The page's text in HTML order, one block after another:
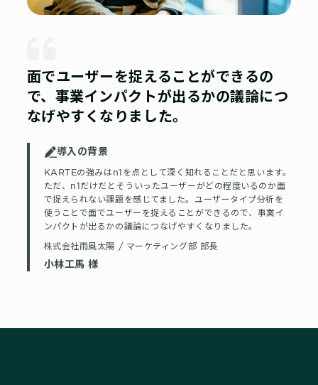
面でユーザーを捉えることができるの
で、事業インパクトが出るかの議論につ
なげやすくなりました。
導入の背景
KARTEの強みはn1を点として深く知れることだと思います。
ただ、n1だけだとそういったユーザーがどの程度いるのか面
で捉えられない課題を感じてました。ユーザータイプ分析を
使うことで面でユーザーを捉えることができるので、事業イ
ンパクトが出るかの議論につなげやすくなりました。
株式会社雨風太陽 / マーケティング部 部長
小林工馬 様